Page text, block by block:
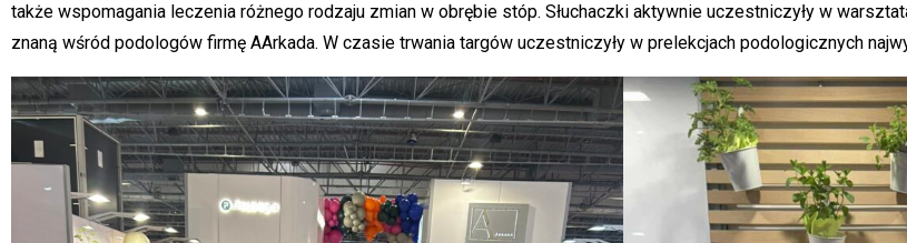
także wspomagania leczenia różnego rodzaju zmian w obrębie stóp. Słuchaczki aktywnie uczestniczyły w
znaną wśród podologów firmę AArkada. W czasie trwania targów uczestniczyły w prelekcjach podologicznych